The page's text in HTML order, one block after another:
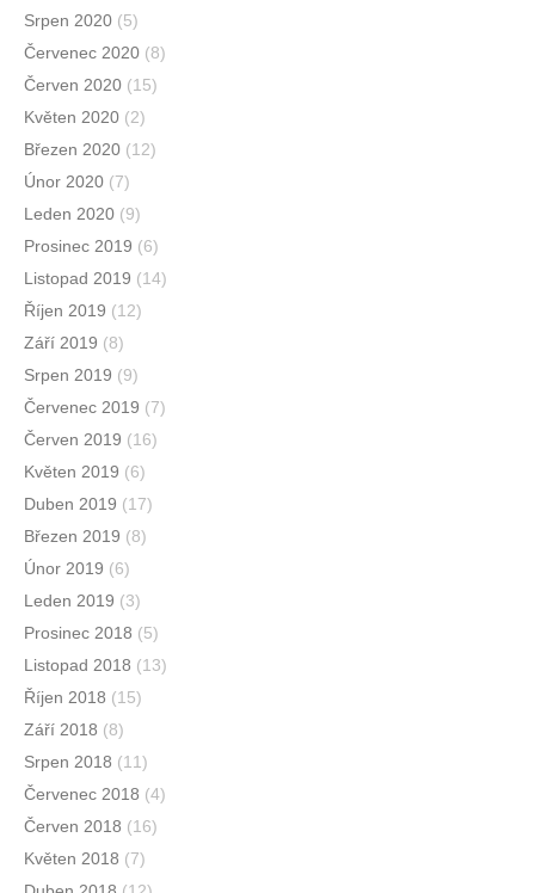
Srpen 2020 (5)
Červenec 2020 (8)
Červen 2020 (15)
Květen 2020 (2)
Březen 2020 (12)
Únor 2020 (7)
Leden 2020 (9)
Prosinec 2019 (6)
Listopad 2019 (14)
Říjen 2019 (12)
Září 2019 (8)
Srpen 2019 (9)
Červenec 2019 (7)
Červen 2019 (16)
Květen 2019 (6)
Duben 2019 (17)
Březen 2019 (8)
Únor 2019 (6)
Leden 2019 (3)
Prosinec 2018 (5)
Listopad 2018 (13)
Říjen 2018 (15)
Září 2018 (8)
Srpen 2018 (11)
Červenec 2018 (4)
Červen 2018 (16)
Květen 2018 (7)